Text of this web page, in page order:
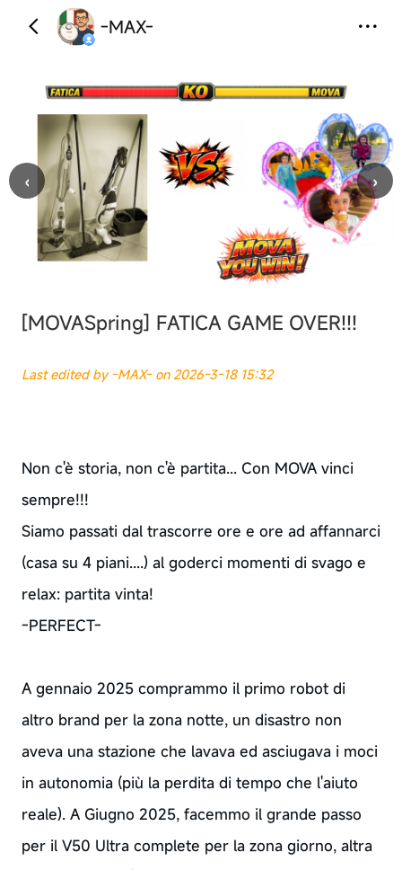
-MAX-
‹ ›
[MOVASpring] FATICA GAME OVER!!!
Last edited by -MAX- on 2026-3-18 15:32
Non c'è storia, non c'è partita... Con MOVA vinci
sempre!!!
Siamo passati dal trascorre ore e ore ad affannarci
(casa su 4 piani....) al goderci momenti di svago e
relax: partita vinta!
-PERFECT-
A gennaio 2025 comprammo il primo robot di
altro brand per la zona notte, un disastro non
aveva una stazione che lavava ed asciugava i moci
in autonomia (più la perdita di tempo che l'aiuto
reale). A Giugno 2025, facemmo il grande passo
per il V50 Ultra complete per la zona giorno, altra